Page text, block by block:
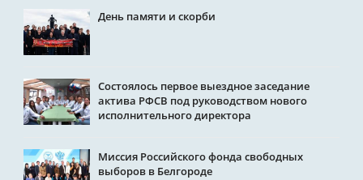
День памяти и скорби
Состоялось первое выездное заседание
актива РФСВ под руководством нового
исполнительного директора
Миссия Российского фонда свободных
выборов в Белгороде